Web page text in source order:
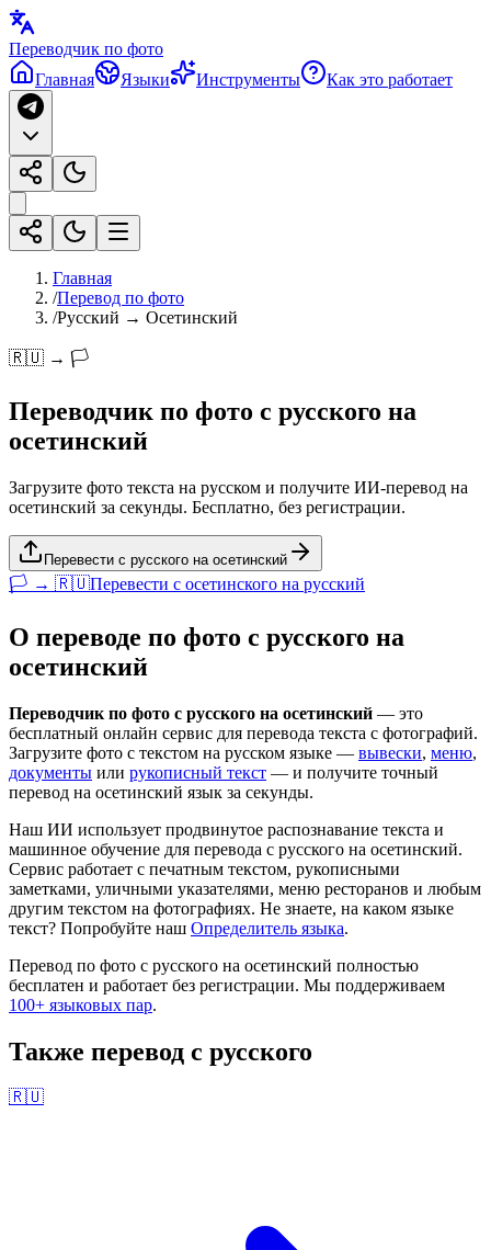
Переводчик по фото
Главная
Языки Инструменты Как это работает
Главная
/Перевод по фото
/Русский → Осетинский
🇷🇺 → 🏳️
Переводчик по фото с русского на
осетинский
Загрузите фото текста на русском и получите ИИ-перевод на
осетинский за секунды. Бесплатно, без регистрации.
Перевести с русского на осетинский
🏳️ → 🇷🇺Перевести с осетинского на русский
О переводе по фото с русского на
осетинский
Переводчик по фото с русского на осетинский — это
бесплатный онлайн сервис для перевода текста с фотографий.
Загрузите фото с текстом на русском языке — вывески, меню,
документы или рукописный текст — и получите точный
перевод на осетинский язык за секунды.
Наш ИИ использует продвинутое распознавание текста и
машинное обучение для перевода с русского на осетинский.
Сервис работает с печатным текстом, рукописными
заметками, уличными указателями, меню ресторанов и любым
другим текстом на фотографиях. Не знаете, на каком языке
текст? Попробуйте наш Определитель языка.
Перевод по фото с русского на осетинский полностью
бесплатен и работает без регистрации. Мы поддерживаем
100+ языковых пар.
Также перевод с русского
🇷🇺